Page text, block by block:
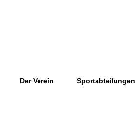
Der Verein Sportabteilungen